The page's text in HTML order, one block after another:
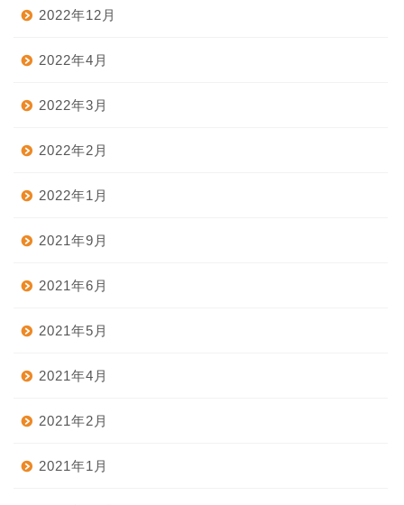
2022年12月
2022年4月
2022年3月
2022年2月
2022年1月
2021年9月
2021年6月
2021年5月
2021年4月
2021年2月
2021年1月